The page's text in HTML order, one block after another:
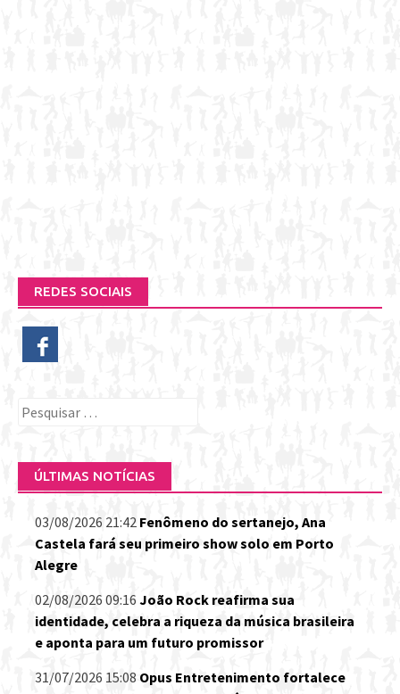
REDES SOCIAIS
Pesquisar
ÚLTIMAS NOTÍCIAS
03/08/2026 21:42 Fenômeno do sertanejo, Ana
Castela fará seu primeiro show solo em Porto
Alegre
02/08/2026 09:16 João Rock reafirma sua
identidade, celebra a riqueza da música brasileira
e aponta para um futuro promissor
31/07/2026 15:08 Opus Entretenimento fortalece